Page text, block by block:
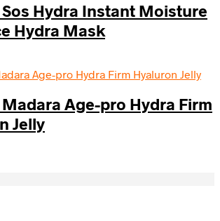
Hydra Instant Moisture
Hydra Mask
Age-pro Hydra Firm
Jelly